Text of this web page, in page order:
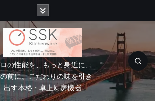
の性能を、もっと身近に、
の前に。こだわりの味を引き
出す本格・卓上厨房機器